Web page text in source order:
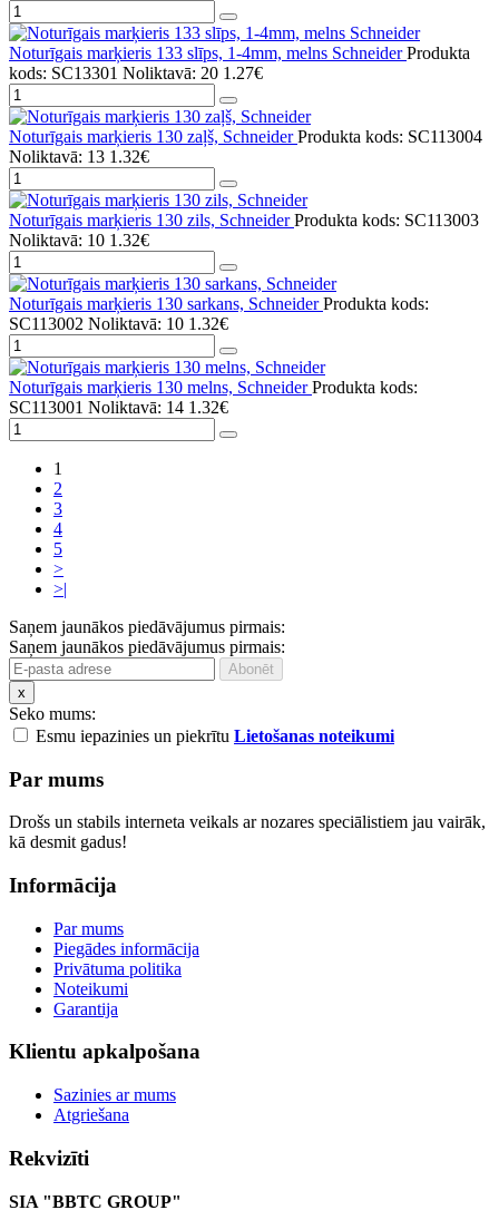
Noturīgais marķieris 133 slīps, 1-4mm, melns Schneider Produkta
kods: SC13301 Noliktavā: 20 1.27€
Noturīgais marķieris 130 zaļš, Schneider Produkta kods: SC113004
Noliktavā: 13 1.32€
Noturīgais marķieris 130 zils, Schneider Produkta kods: SC113003
Noliktavā: 10 1.32€
Noturīgais marķieris 130 sarkans, Schneider Produkta kods:
SC113002 Noliktavā: 10 1.32€
Noturīgais marķieris 130 melns, Schneider Produkta kods:
SC113001 Noliktavā: 14 1.32€
1
2
3
4
5
>
>|
Saņem jaunākos piedāvājumus pirmais:
Saņem jaunākos piedāvājumus pirmais:
x
Seko mums:
Esmu iepazinies un piekrītu Lietošanas noteikumi
Par mums
Drošs un stabils interneta veikals ar nozares speciālistiem jau vairāk,
kā desmit gadus!
Informācija
Par mums
Piegādes informācija
Privātuma politika
Noteikumi
Garantija
Klientu apkalpošana
Sazinies ar mums
Atgriešana
Rekvizīti
SIA "BBTC GROUP"